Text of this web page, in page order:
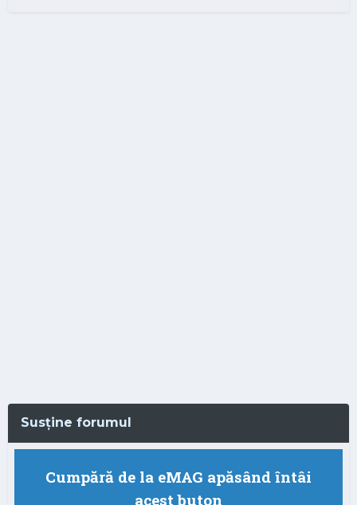
Susține forumul
Cumpără de la eMAG apăsând întâi
acest buton